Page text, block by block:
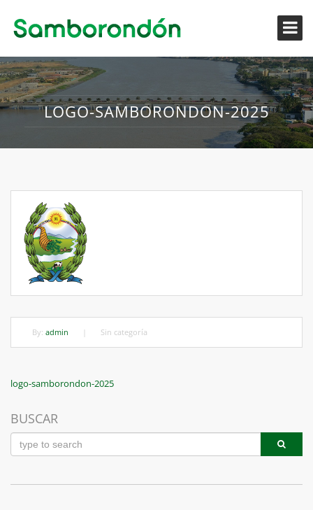
LOGO-SAMBORONDON-2025
By: admin Sin categoría
Navegación
de
entradas
Previous
logo-samborondon-2025
BUSCAR